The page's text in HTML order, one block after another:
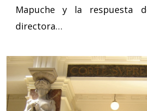
Mapuche y la respuesta
directora…